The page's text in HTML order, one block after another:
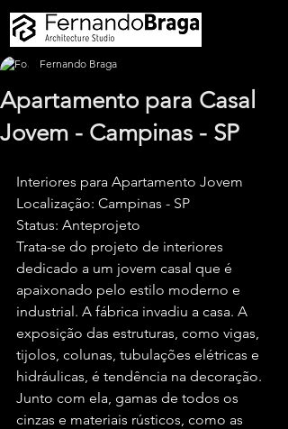
Apartamento para Casal
Jovem - Campinas - SP
Fernando Braga
Interiores para Apartamento Jovem
Localização: Campinas - SP
Status: Anteprojeto
Trata-se do projeto de interiores
dedicado a um jovem casal que é
apaixonado pelo estilo moderno e
industrial. A fábrica invadiu a casa. A
exposição das estruturas, como vigas,
tijolos, colunas, tubulações elétricas e
hidráulicas, é tendência na decoração.
Junto com ela, gamas de todos os
cinzas e materiais rústicos, como as